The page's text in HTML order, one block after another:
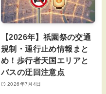
【2026年】祇園祭の交通
規制・通行止め情報まと
め！歩行者天国エリアと
バスの迂回注意点
2026年7月4日